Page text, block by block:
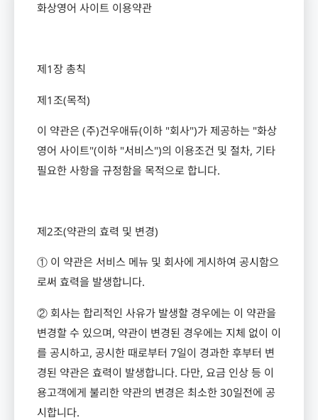
화상영어 사이트 이용약관
제1 장 총칙
제1조(목적)
이 약관은 (주)건우애듀(이하 "회사")가 제공하는 "화상
영어 사이트"(이하 "서비스")의 이용조건 및 절차, 기타
필요한 사항을 규정함을 목적으로 합니다.
제2조(약관의 효력 및 변경)
① 이 약관은 서비스 메뉴 및 회사에 게시하여 공시함으
로써 효력을 발생합니다.
② 회사는 합리적인 사유가 발생할 경우에는 이 약관을
변경할 수 있으며, 약관이 변경된 경우에는 지체 없이 이
를 공시하고, 공시한 때로부터 7일이 경과한 후부터 변
경된 약관은 효력이 발생합니다. 다만, 요금 인상 등 이
용고객에게 불리한 약관의 변경은 최소한 30일전에 공
시합니다.